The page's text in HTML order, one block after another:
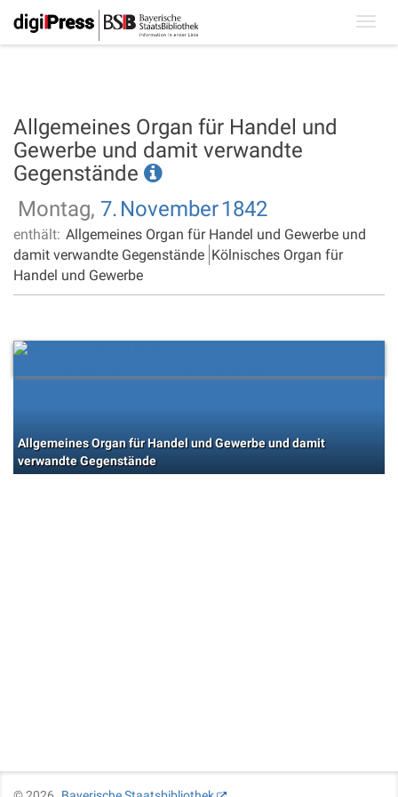
Allgemeines Organ für Handel und
Gewerbe und damit verwandte
Gegenstände
Montag, 7. November1842
enthält: Allgemeines Organ für Handel und Gewerbe und
damit verwandte Gegenstände Kölnisches Organ für
Handel und Gewerbe
Allgemeines Organ für Handel und Gewerbe und damit
verwandte Gegenstände